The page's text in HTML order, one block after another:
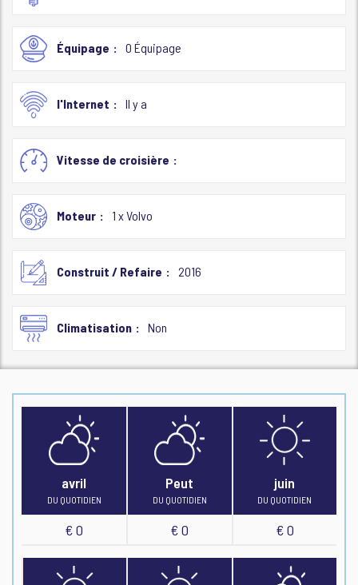
Équipage 0 Équipage
l'Internet Il y a
Vitesse de croisière
Moteur 1 x Volvo
Construit / Refaire 2016
Climatisation Non
avril
DU QUOTIDIEN
€ 0
Peut
DU QUOTIDIEN
€ 0
juin
DU QUOTIDIEN
€ 0